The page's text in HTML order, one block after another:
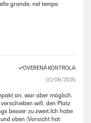
grande, nel tempo
OVERENÁ KONTROLA
02/09/2025
an, war aber möglich,
will, den Platz
besser zu zweit.Ich habe
oben (Vorsicht hat